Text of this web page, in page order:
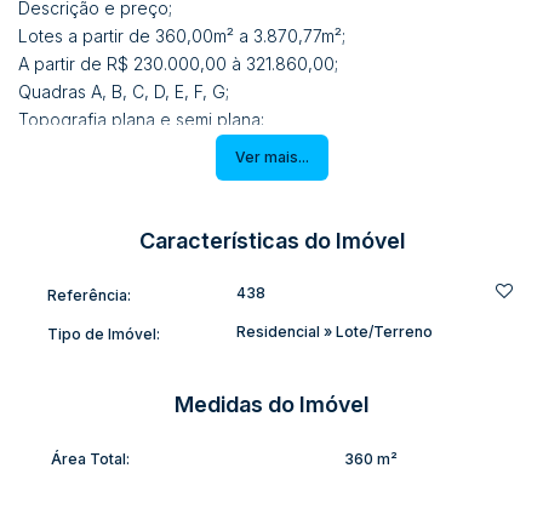
Descrição e preço;
Lotes a partir de 360,00m² a 3.870,77m²;
A partir de R$ 230.000,00 à 321.860,00;
Quadras A, B, C, D, E, F, G;
Topografia plana e semi plana;
Ruas pavimentadas;
Matriculas individualizadas de cada lote.
Ver mais...
Características do Imóvel
Referência: 438
Tipo de Imóvel: Residencial » Lote/Terreno
Medidas do Imóvel
Área Total: 360 m²